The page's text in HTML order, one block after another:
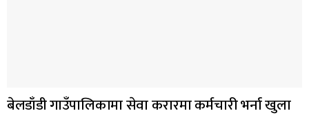
बेलडाँडी गाउँपालिकामा सेवा करारमा कर्मचारी भर्ना खुला